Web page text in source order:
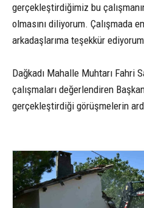
gerçekleştirdiğimiz bu
olmasını diliyorum. Çalışmada
arkadaşlarıma teşekkür
Dağkadı Mahalle Muhtarı Fahri
çalışmaları değerlendiren
gerçekleştirdiği görüşmelerin